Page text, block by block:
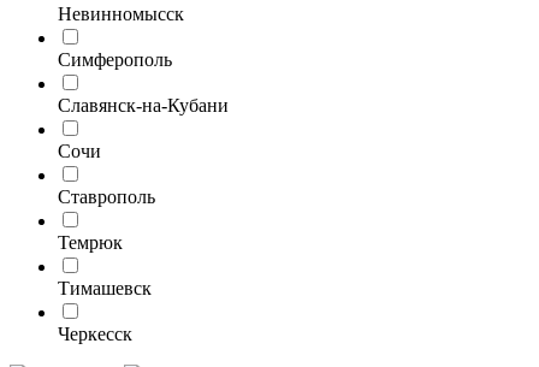
Невинномысск
Симферополь
Славянск-на-Кубани
Сочи
Ставрополь
Темрюк
Тимашевск
Черкесск